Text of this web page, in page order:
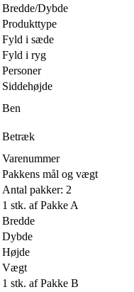
Bredde/Dybde
Produkttype
Fyld i sæde
Fyld i ryg
Personer
Siddehøjde
Ben
Betræk
Varenummer
Pakkens mål og vægt
Antal pakker: 2
1 stk. af Pakke A
Bredde
Dybde
Højde
Vægt
1 stk. af Pakke B